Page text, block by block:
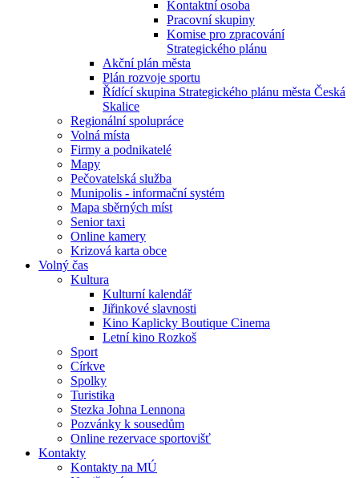
Kontaktní osoba
Pracovní skupiny
Komise pro zpracování
Strategického plánu
Akční plán města
Plán rozvoje sportu
Řídící skupina Strategického plánu města Česká
Skalice
Regionální spolupráce
Volná místa
Firmy a podnikatelé
Mapy
Pečovatelská služba
Munipolis - informační systém
Mapa sběrných míst
Senior taxi
Online kamery
Krizová karta obce
Volný čas
Kultura
Kulturní kalendář
Jiřinkové slavnosti
Kino Kaplicky Boutique Cinema
Letní kino Rozkoš
Sport
Církve
Spolky
Turistika
Stezka Johna Lennona
Pozvánky k sousedům
Online rezervace sportovišť
Kontakty
Kontakty na MÚ